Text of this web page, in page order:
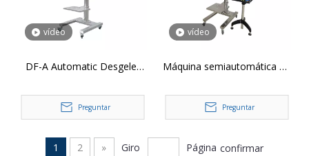
vídeo
DF-A Automatic Desgeler
Lavado en polvo Máquina
de llenado con soporte de
bolsas
Preguntar
vídeo
Máquina semiautomática de
sinfín para leche en polvo,
detergente, chile, harina de
Preguntar
1 2 » Giro Página confirmar